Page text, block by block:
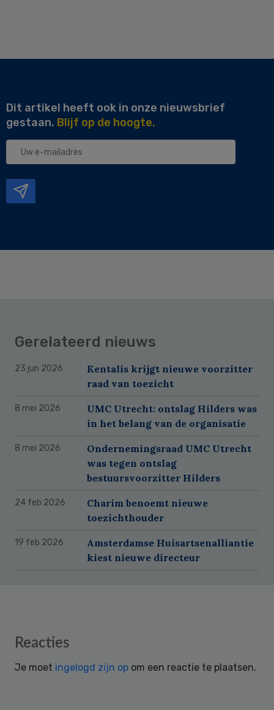
Dit artikel heeft ook in onze nieuwsbrief
gestaan. Blijf op de hoogte.
Uw
Gerelateerd nieuws
23 jun 2026
Kentalis krijgt nieuwe voorzitter
raad van toezicht
8 mei 2026
UMC Utrecht: ontslag Hilders was
in het belang van de organisatie
8 mei 2026
Ondernemingsraad UMC Utrecht
was tegen ontslag
bestuursvoorzitter Hilders
24 feb 2026
Charim benoemt nieuwe
toezichthouder
19 feb 2026
Amsterdamse Huisartsenalliantie
kiest nieuwe directeur
Reader
Reacties
Je moet ingelogd zijn op om een reactie te plaatsen.